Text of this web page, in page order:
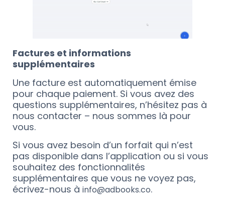
Factures et informations
supplémentaires
Une facture est automatiquement émise
pour chaque paiement. Si vous avez des
questions supplémentaires, n’hésitez pas à
nous contacter – nous sommes là pour
vous.
Si vous avez besoin d’un forfait qui n’est
pas disponible dans l’application ou si vous
souhaitez des fonctionnalités
supplémentaires que vous ne voyez pas,
écrivez-nous à info@adbooks.co.